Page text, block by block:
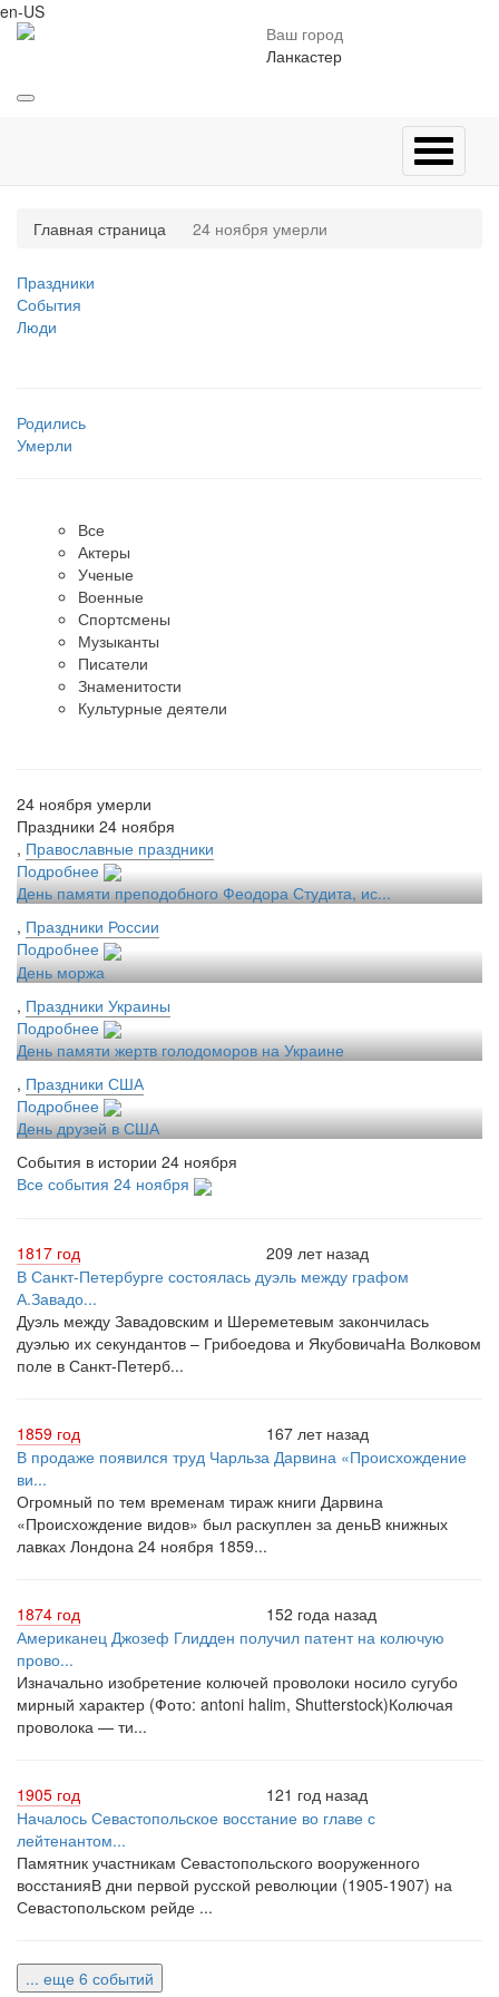
en-US
Ваш город
Ланкастер
Главная страница 24 ноября умерли
Праздники
События
Люди
Родились
Умерли
Все
Актеры
Ученые
Военные
Спортсмены
Музыканты
Писатели
Знаменитости
Культурные деятели
24 ноября умерли
Праздники 24 ноября
, Православные праздники
Подробнее
День памяти преподобного Феодора Студита, ис...
, Праздники России
Подробнее
День моржа
, Праздники Украины
Подробнее
День памяти жертв голодоморов на Украине
, Праздники США
Подробнее
День друзей в США
События в истории 24 ноября
Все события 24 ноября
1817 год
209 лет назад
В Санкт-Петербурге состоялась дуэль между графом
А.Завадо...
Дуэль между Завадовским и Шереметевым закончилась
дуэлью их секундантов – Грибоедова и ЯкубовичаНа Волковом
поле в Санкт-Петерб...
1859 год
167 лет назад
В продаже появился труд Чарльза Дарвина «Происхождение
ви...
Огромный по тем временам тираж книги Дарвина
«Происхождение видов» был раскуплен за деньВ книжных
лавках Лондона 24 ноября 1859...
1874 год
152 года назад
Американец Джозеф Глидден получил патент на колючую
прово...
Изначально изобретение колючей проволоки носило сугубо
мирный характер (Фото: antoni halim, Shutterstock)Колючая
проволока — ти...
1905 год
121 год назад
Началось Севастопольское восстание во главе с
лейтенантом...
Памятник участникам Севастопольского вооруженного
восстанияВ дни первой русской революции (1905-1907) на
Севастопольском рейде ...
... еще 6 событий